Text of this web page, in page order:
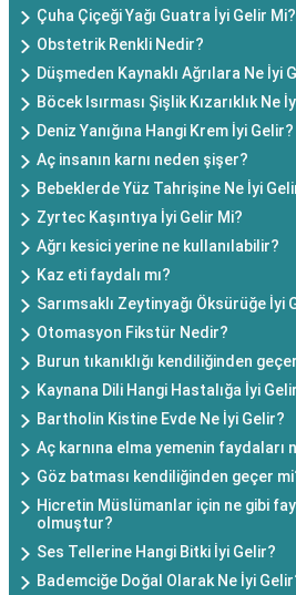
Çuha Çiçeği Yağı Guatra İyi Gelir Mi?
Obstetrik Renkli Nedir?
Düşmeden Kaynaklı Ağrılara Ne İyi
Böcek Isırması Şişlik Kızarıklık Ne
Deniz Yanığına Hangi Krem İyi Gelir?
Aç insanın karnı neden şişer?
Bebeklerde Yüz Tahrişine Ne İyi
Zyrtec Kaşıntıya İyi Gelir Mi?
Ağrı kesici yerine ne kullanılabilir?
Kaz eti faydalı mı?
Sarımsaklı Zeytinyağı Öksürüğe İyi
Otomasyon Fikstür Nedir?
Burun tıkanıklığı kendiliğinden
Kaynana Dili Hangi Hastalığa İyi
Bartholin Kistine Evde Ne İyi Gelir?
Aç karnına elma yemenin faydaları
Göz batması kendiliğinden geçer
Hicretin Müslümanlar için ne gibi
olmuştur?
Ses Tellerine Hangi Bitki İyi Gelir?
Bademciğe Doğal Olarak Ne İyi